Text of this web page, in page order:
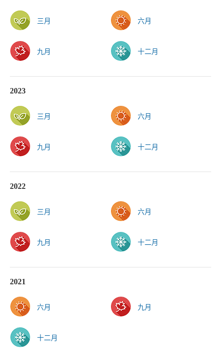
三月 六月
九月 十二月
2023
三月 六月
九月 十二月
2022
三月 六月
九月 十二月
2021
六月 九月
十二月